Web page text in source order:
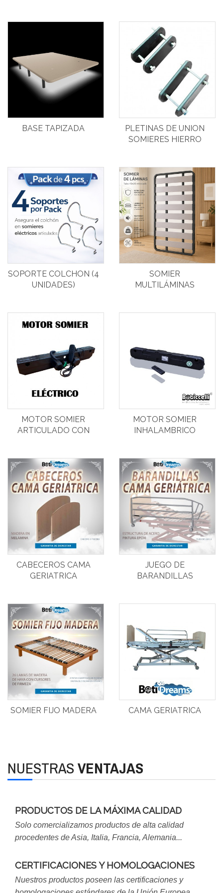
BASE TAPIZADA
PLETINAS DE UNION
SOMIERES HIERRO
SOPORTE COLCHON (4
UNIDADES)
SOMIER
MULTILÁMINAS
MOTOR SOMIER
ARTICULADO CON
MOTOR SOMIER
INHALAMBRICO
CABECEROS CAMA
GERIATRICA
JUEGO DE
BARANDILLAS
SOMIER FIJO MADERA CAMA GERIATRICA
NUESTRAS VENTAJAS
PRODUCTOS DE LA MÁXIMA CALIDAD
Solo comercializamos productos de alta calidad
procedentes de Asia, Italia, Francia, Alemania...
CERTIFICACIONES Y HOMOLOGACIONES
Nuestros productos poseen las certificaciones y